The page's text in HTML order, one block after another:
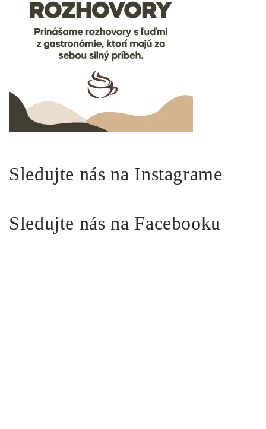
Sledujte nás na Instagrame
Sledujte nás na Facebooku